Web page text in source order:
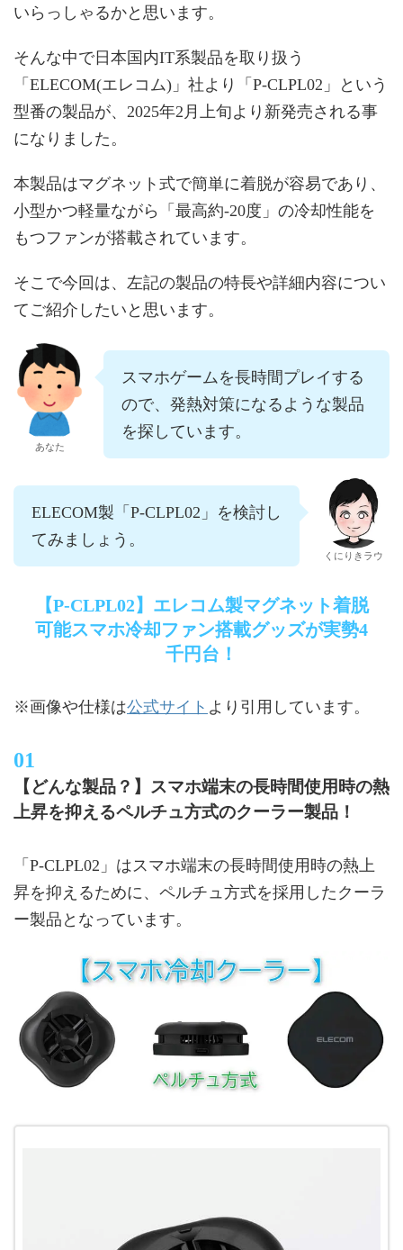
いらっしゃるかと思います。
そんな中で日本国内IT系製品を取り扱う
「ELECOM(エレコム)」社より「P-CLPL02」という
型番の製品が、2025年2月上旬より新発売される事
になりました。
本製品はマグネット式で簡単に着脱が容易であり、
小型かつ軽量ながら「最高約-20度」の冷却性能を
もつファンが搭載されています。
そこで今回は、左記の製品の特長や詳細内容につい
てご紹介したいと思います。
あなた
スマホゲームを長時間プレイする
ので、発熱対策になるような製品
を探しています。
ELECOM製「P-CLPL02」を検討し
てみましょう。
くにりきラウ
【P-CLPL02】エレコム製マグネット着脱
可能スマホ冷却ファン搭載グッズが実勢4
千円台！
※画像や仕様は公式サイト より引用しています。
【どんな製品？】スマホ端末の長時間使用時の熱
上昇を抑えるペルチュ方式のクーラー製品！
「P-CLPL02」はスマホ端末の長時間使用時の熱上
昇を抑えるために、ペルチュ方式を採用したクーラ
ー製品となっています。